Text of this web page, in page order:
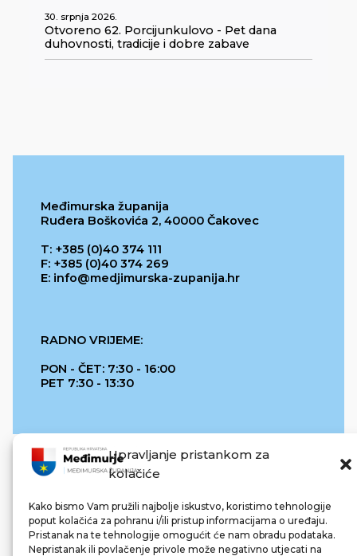
Upravljanje pristankom za
kolačiće
Kako bismo Vam pružili najbolje iskustvo, koristimo tehnologije
poput kolačića za pohranu i/ili pristup informacijama o uređaju.
Pristanak na te tehnologije omogućit će nam obradu podataka.
Nepristanak ili povlačenje privole može negativno utjecati na
30. srpnja 2026.
Otvoreno 62. Porcijunkulovo - Pet dana
duhovnosti, tradicije i dobre zabave
Međimurska županija
Ruđera Boškovića 2, 40000 Čakovec
T: +385 (0)40 374 111
F: +385 (0)40 374 269
E: info@medjimurska-zupanija.hr
RADNO VRIJEME:
PON - ČET: 7:30 - 16:00
PET 7:30 - 13:30
REPUBLIKA HRVATSKA